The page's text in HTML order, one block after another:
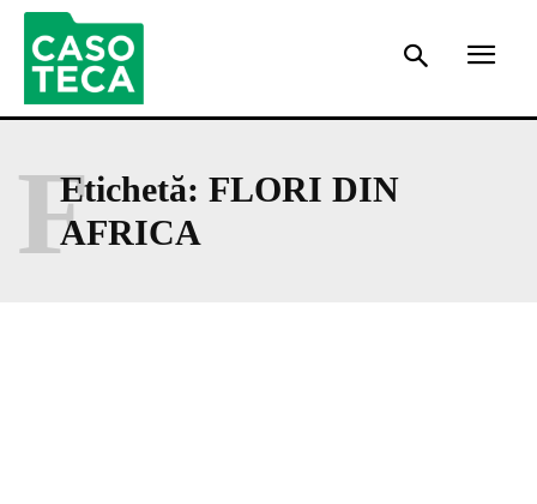
Etichetă: FLORI DIN
AFRICA
F